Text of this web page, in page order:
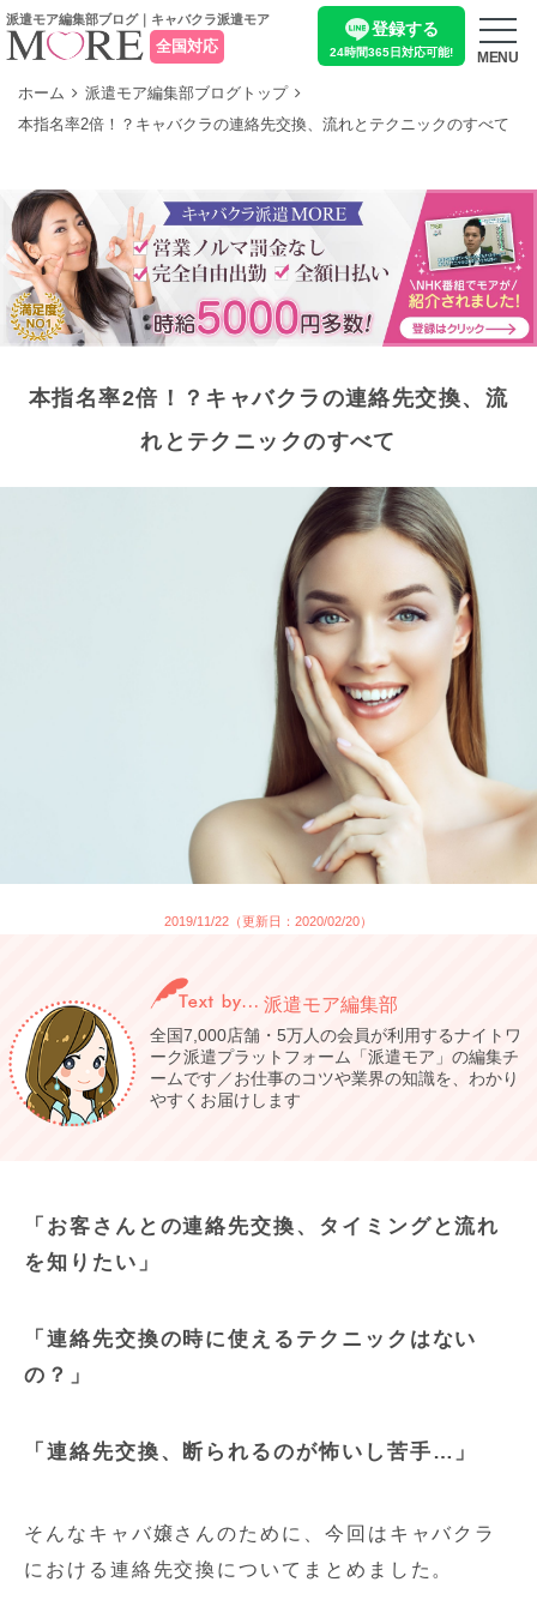
派遣モア編集部ブログ｜キャバクラ派遣モア
全国対応
登録する
24時間365日対応可能! MENU
ホーム
派遣モア編集部ブログトップ
本指名率2倍！？キャバクラの連絡先交換、流れとテクニックのすべて
本指名率2倍！？キャバクラの連絡先交換、流
れとテクニックのすべて
2019/11/22（更新日：2020/02/20）
派遣モア編集部
全国7,000店舗・5万人の会員が利用するナイトワ
ーク派遣プラットフォーム「派遣モア」の編集チ
ームです／お仕事のコツや業界の知識を、わかり
やすくお届けします
「お客さんとの連絡先交換、タイミングと流れ
を知りたい」
「連絡先交換の時に使えるテクニックはない
の？」
「連絡先交換、断られるのが怖いし苦手…」
そんなキャバ嬢さんのために、今回はキャバクラ
における連絡先交換についてまとめました。